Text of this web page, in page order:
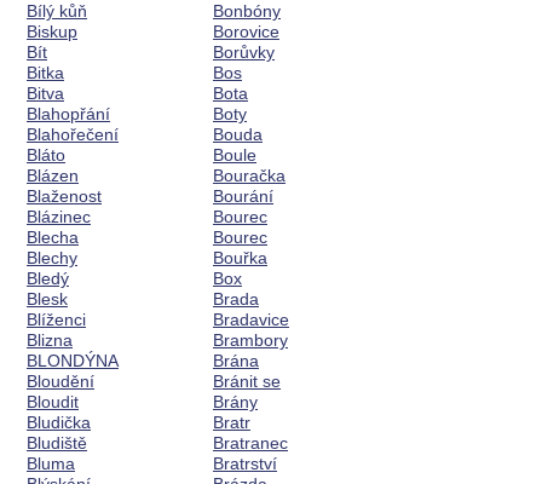
Bílý kůň
Biskup
Bít
Bitka
Bitva
Blahopřání
Blahořečení
Bláto
Blázen
Blaženost
Blázinec
Blecha
Blechy
Bledý
Blesk
Blíženci
Blizna
BLONDÝNA
Bloudění
Bloudit
Bludička
Bludiště
Bluma
Bonbóny
Borovice
Borůvky
Bos
Bota
Boty
Bouda
Boule
Bouračka
Bourání
Bourec
Bourec
Bouřka
Box
Brada
Bradavice
Brambory
Brána
Bránit se
Brány
Bratr
Bratranec
Bratrství